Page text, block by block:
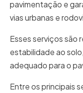
pavimentação e
vias urbanas e
Esses serviços são
estabilidade ao
adequado para o
Entre os principais